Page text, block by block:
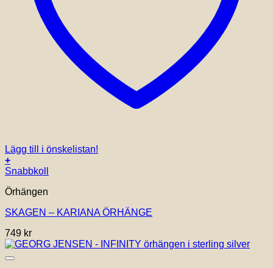
Lägg till i önskelistan!
+
Snabbkoll
Örhängen
SKAGEN – KARIANA ÖRHÄNGE
749 kr